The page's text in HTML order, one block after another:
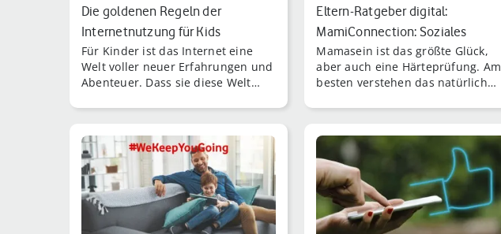
Die goldenen Regeln der
Internetnutzung für Kids
Für Kinder ist das Internet eine
Welt voller neuer Erfahrungen und
Abenteuer. Dass sie diese Welt
Eltern-Ratgeber digital:
MamiConnection: Soziales
Netzwerk für Ma…
Mamasein ist das größte Glück,
aber auch eine Härteprüfung. Am
besten verstehen das natürlich